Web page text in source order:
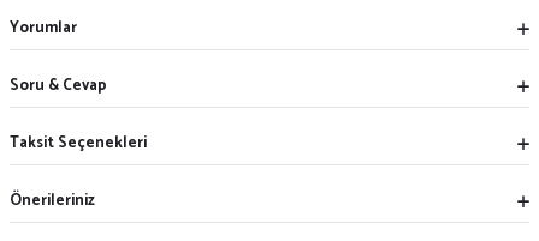
Yorumlar
Soru & Cevap
Taksit Seçenekleri
Önerileriniz